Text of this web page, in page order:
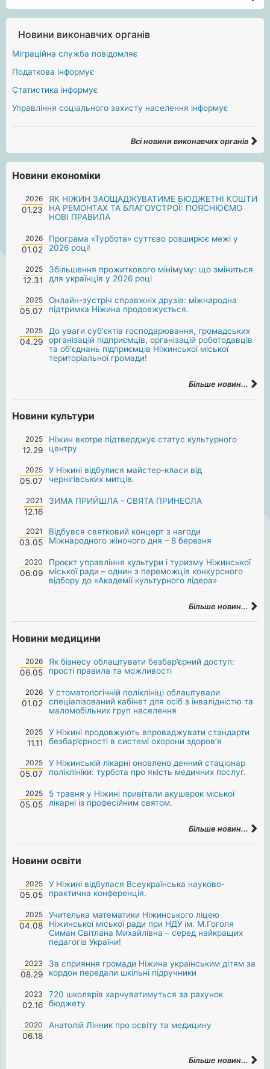
Новини виконавчих органів
Міграційна служба повідомляє
Податкова інформує
Статистика інформує
Управління соціального захисту населення інформує
Всі новини виконавчих органів
Новини економіки
2026
01.23
ЯК НІЖИН ЗАОЩАДЖУВАТИМЕ БЮДЖЕТНІ КОШТИ
НА РЕМОНТАХ ТА БЛАГОУСТРОЇ: ПОЯСНЮЄМО
НОВІ ПРАВИЛА
2026
01.02
Програма «Турбота» суттєво розширює межі у
2026 році!
2025
12.31
Збільшення прожиткового мінімуму: що зміниться
для українців у 2026 році
2025
05.07
Онлайн-зустріч справжніх друзів: міжнародна
підтримка Ніжина продовжується.
2025
04.29
До уваги суб'єктів господарювання, громадських
організацій підприємців, організацій роботодавців
та об'єднань підприємців Ніжинської міської
територіальної громади!
Більше новин...
Новини культури
2025
12.29
Ніжин вкотре підтверджує статус культурного
центру
2025
05.07
У Ніжині відбулися майстер-класи від
чернігівських митців.
2021
12.16
ЗИМА ПРИЙШЛА - СВЯТА ПРИНЕСЛА
2021
03.05
Відбувся святковий концерт з нагоди
Міжнародного жіночого дня – 8 березня
2020
06.09
Проєкт управління культури і туризму Ніжинської
міської ради – однин з переможців конкурсного
відбору до «Академії культурного лідера»
Більше новин...
Новини медицини
2026
06.05
Як бізнесу облаштувати безбар’єрний доступ:
прості правила та можливості
2026
01.02
У стоматологічній поліклініці облаштували
спеціалізований кабінет для осіб з інвалідністю та
маломобільних груп населення
2025
11.11
У Ніжині продовжують впроваджувати стандарти
безбар’єрності в системі охорони здоров’я
2025
05.07
У Ніжинській лікарні оновлено денний стаціонар
поліклініки: турбота про якість медичних послуг.
2025
05.05
5 травня у Ніжині привітали акушерок міської
лікарні із професійним святом.
Більше новин...
Новини освіти
2025
05.05
У Ніжині відбулася Всеукраїнська науково-
практична конференція.
2025
04.08
Учителька математики Ніжинського ліцею
Ніжинської міської ради при НДУ ім. М.Гоголя
Симан Світлана Михайлівна – серед найкращих
педагогів України!
2023
08.29
За сприяння громади Ніжина українським дітям за
кордон передали шкільні підручники
2023
02.16
720 школярів харчуватимуться за рахунок
бюджету
2020
06.18
Анатолій Лінник про освіту та медицину
Більше новин...